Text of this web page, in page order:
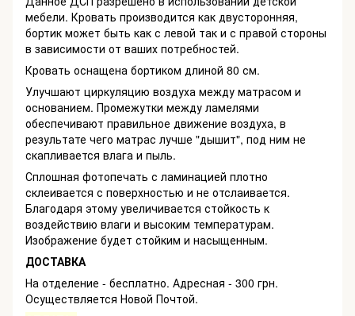
мебели. Кровать производится как двусторонняя,
бортик может быть как с левой так и с правой стороны
в зависимости от ваших потребностей.
Кровать оснащена бортиком длиной 80 см.
Улучшают циркуляцию воздуха между матрасом и
основанием. Промежутки между ламелями
обеспечивают правильное движение воздуха, в
результате чего матрас лучше "дышит", под ним не
скапливается влага и пыль.
Сплошная фотопечать с ламинацией плотно
склеивается с поверхностью и не отслаивается.
Благодаря этому увеличивается стойкость к
воздействию влаги и высоким температурам.
Изображение будет стойким и насыщенным.
ДОСТАВКА
На отделение - бесплатно. Адресная - 300 грн.
Осуществляется Новой Почтой.